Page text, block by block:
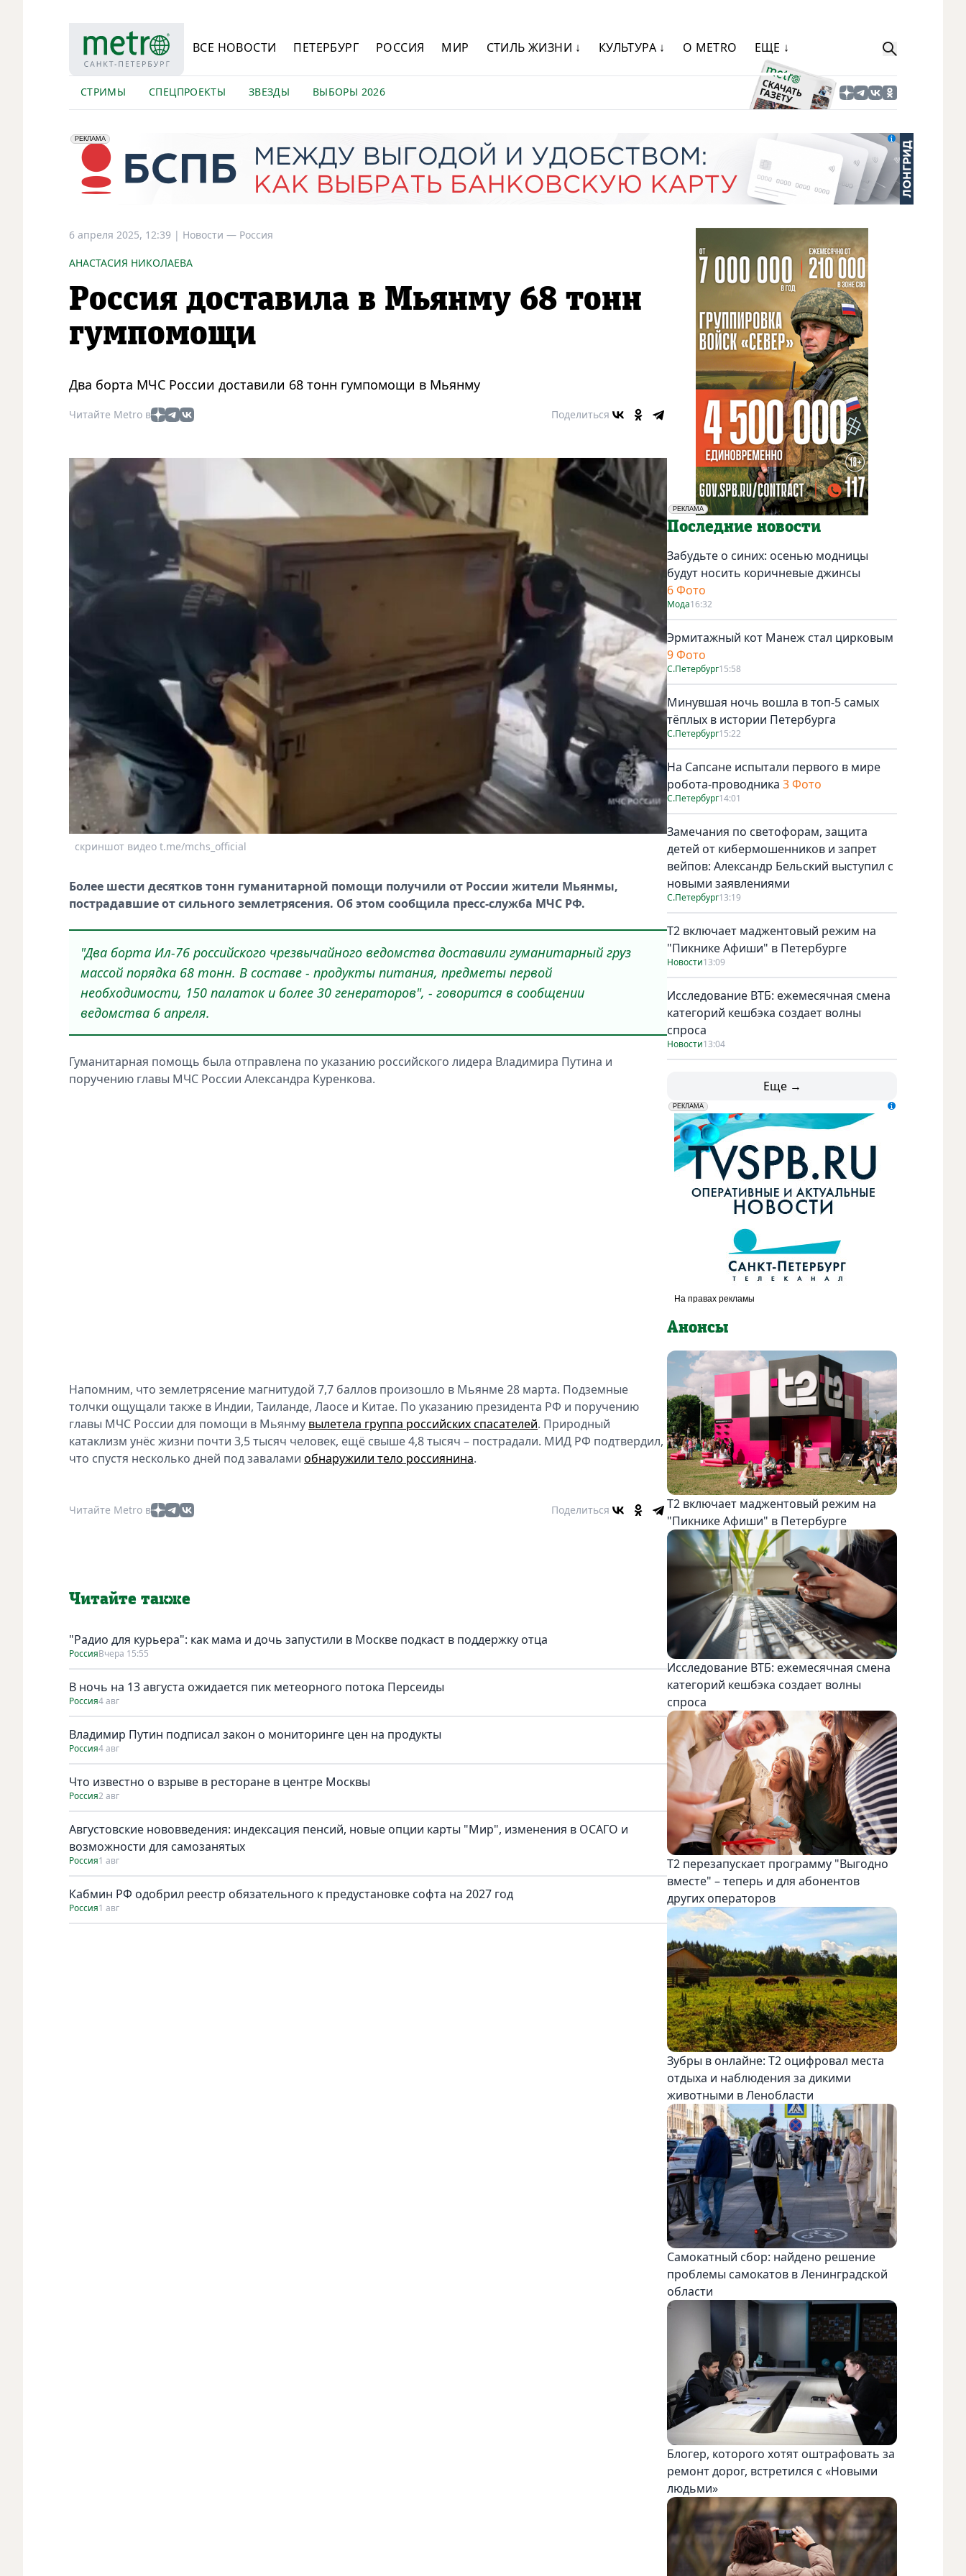
ВСЕ НОВОСТИ ПЕТЕРБУРГ РОССИЯ МИР СТИЛЬ ЖИЗНИ ↓ КУЛЬТУРА ↓ О METRO ЕЩЕ ↓
СТРИМЫ СПЕЦПРОЕКТЫ ЗВЕЗДЫ ВЫБОРЫ 2026
erid: 2VfnxyFybV5
РЕКЛАМА
ПАО "Банк "Санкт-Петербург", ИНН: 7831000027
6 апреля 2025, 12:39 | Новости — Россия
АНАСТАСИЯ НИКОЛАЕВА
Россия доставила в Мьянму 68 тонн
гумпомощи
Два борта МЧС России доставили 68 тонн гумпомощи в Мьянму
Читайте Metro в Поделиться
скриншот видео t.me/mchs_official
Более шести десятков тонн гуманитарной помощи получили от России жители Мьянмы,
пострадавшие от сильного землетрясения. Об этом сообщила пресс-служба МЧС РФ.
"Два борта Ил-76 российского чрезвычайного ведомства доставили гуманитарный груз
массой порядка 68 тонн. В составе - продукты питания, предметы первой
необходимости, 150 палаток и более 30 генераторов", - говорится в сообщении
ведомства 6 апреля.
Гуманитарная помощь была отправлена по указанию российского лидера Владимира Путина и
поручению главы МЧС России Александра Куренкова.
Напомним, что землетрясение магнитудой 7,7 баллов произошло в Мьянме 28 марта. Подземные
толчки ощущали также в Индии, Таиланде, Лаосе и Китае. По указанию президента РФ и поручению
главы МЧС России для помощи в Мьянму вылетела группа российских спасателей. Природный
катаклизм унёс жизни почти 3,5 тысяч человек, ещё свыше 4,8 тысяч – пострадали. МИД РФ подтвердил,
что спустя несколько дней под завалами обнаружили тело россиянина.
Читайте Metro в Поделиться
Читайте также
"Радио для курьера": как мама и дочь запустили в Москве подкаст в поддержку отца
РоссияВчера 15:55
В ночь на 13 августа ожидается пик метеорного потока Персеиды
Россия4 авг
Владимир Путин подписал закон о мониторинге цен на продукты
Россия4 авг
Что известно о взрыве в ресторане в центре Москвы
Россия2 авг
Августовские нововведения: индексация пенсий, новые опции карты "Мир", изменения в ОСАГО и
возможности для самозанятых
Россия1 авг
Кабмин РФ одобрил реестр обязательного к предустановке софта на 2027 год
Россия1 авг
РЕКЛАМА
Социальная реклама
Последние новости
Забудьте о синих: осенью модницы
будут носить коричневые джинсы
6 Фото
Мода16:32
Эрмитажный кот Манеж стал цирковым
9 Фото
С.Петербург15:58
Минувшая ночь вошла в топ-5 самых
тёплых в истории Петербурга
С.Петербург15:22
На Сапсане испытали первого в мире
робота-проводника 3 Фото
С.Петербург14:01
Замечания по светофорам, защита
детей от кибермошенников и запрет
вейпов: Александр Бельский выступил с
новыми заявлениями
С.Петербург13:19
Т2 включает маджентовый режим на
"Пикнике Афиши" в Петербурге
Новости13:09
Исследование ВТБ: ежемесячная смена
категорий кешбэка создает волны
спроса
Новости13:04
Еще →
erid: LdtCK5udn
РЕКЛАМА
АО "ГАТР", ИНН: 7841320717
Анонсы
Т2 включает маджентовый режим на
"Пикнике Афиши" в Петербурге
Исследование ВТБ: ежемесячная смена
категорий кешбэка создает волны
спроса
Т2 перезапускает программу "Выгодно
вместе" – теперь и для абонентов
других операторов
Зубры в онлайне: Т2 оцифровал места
отдыха и наблюдения за дикими
животными в Ленобласти
Самокатный сбор: найдено решение
проблемы самокатов в Ленинградской
области
Блогер, которого хотят оштрафовать за
ремонт дорог, встретился с «Новыми
людьми»